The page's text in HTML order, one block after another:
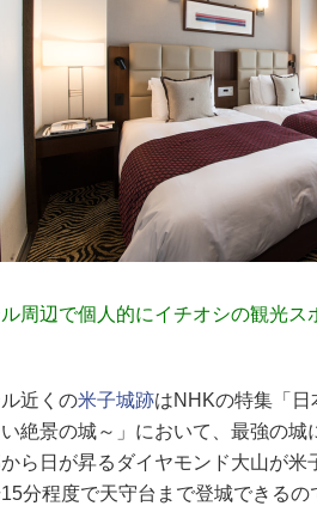
周辺で個人的にイチオシの観光ス
近くの米子城跡はNHKの特集「
絶景の城～」において、最強の
ら日が昇るダイヤモンド大山が
分程度で天守台まで登城できる